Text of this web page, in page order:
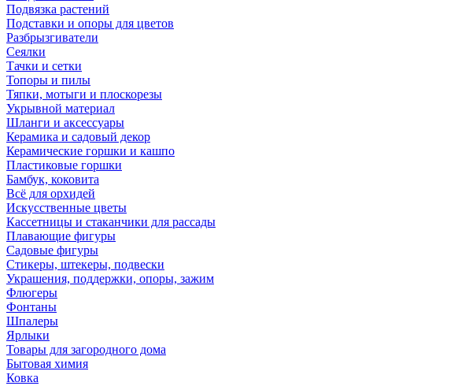
Подвязка растений
Подставки и опоры для цветов
Разбрызгиватели
Сеялки
Тачки и сетки
Топоры и пилы
Тяпки, мотыги и плоскорезы
Укрывной материал
Шланги и аксессуары
Керамика и садовый декор
Керамические горшки и кашпо
Пластиковые горшки
Бамбук, коковита
Всё для орхидей
Искусственные цветы
Кассетницы и стаканчики для рассады
Плавающие фигуры
Садовые фигуры
Стикеры, штекеры, подвески
Украшения, поддержки, опоры, зажим
Флюгеры
Фонтаны
Шпалеры
Ярлыки
Товары для загородного дома
Бытовая химия
Ковка